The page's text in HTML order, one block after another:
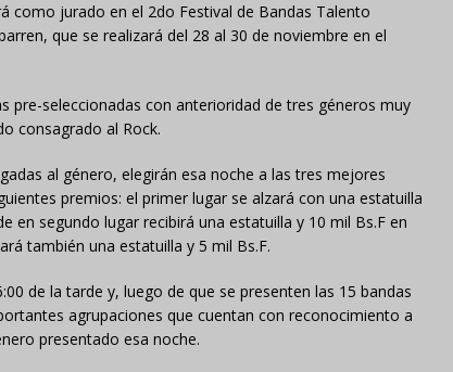
como jurado en el 2do Festival de Bandas Talento
que se realizará del 28 al 30 de noviembre en el
pre-seleccionadas con anterioridad de tres géneros muy
consagrado al Rock.
al género, elegirán esa noche a las tres mejores
premios: el primer lugar se alzará con una estatuilla
en segundo lugar recibirá una estatuilla y 10 mil Bs.F en
también una estatuilla y 5 mil Bs.F.
de la tarde y, luego de que se presenten las 15 bandas
agrupaciones que cuentan con reconocimiento a
presentado esa noche.